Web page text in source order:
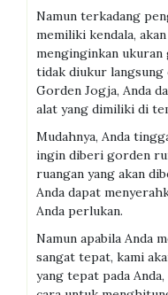
Namun terkadang
memiliki kendala,
menginginkan ukuran
tidak diukur langsung
Gorden Jogja, Anda
alat yang dimiliki di
Mudahnya, Anda
ingin diberi gorden
ruangan yang akan
Anda dapat
Anda perlukan.
Namun apabila Anda
sangat tepat, kami
yang tepat pada